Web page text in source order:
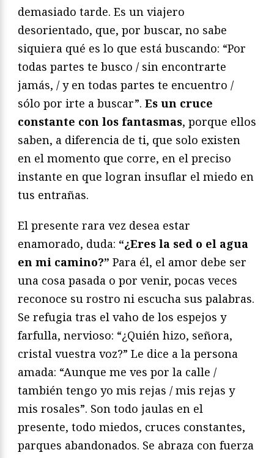
demasiado tarde. Es un viajero
desorientado, que, por buscar, no sabe
siquiera qué es lo que está buscando: “Por
todas partes te busco / sin encontrarte
jamás, / y en todas partes te encuentro /
sólo por irte a buscar”. Es un cruce
constante con los fantasmas, porque ellos
saben, a diferencia de ti, que solo existen
en el momento que corre, en el preciso
instante en que logran insuflar el miedo en
tus entrañas.
El presente rara vez desea estar
enamorado, duda: “¿Eres la sed o el agua
en mi camino?” Para él, el amor debe ser
una cosa pasada o por venir, pocas veces
reconoce su rostro ni escucha sus palabras.
Se refugia tras el vaho de los espejos y
farfulla, nervioso: “¿Quién hizo, señora,
cristal vuestra voz?” Le dice a la persona
amada: “Aunque me ves por la calle /
también tengo yo mis rejas / mis rejas y
mis rosales”. Son todo jaulas en el
presente, todo miedos, cruces constantes,
parques abandonados. Se abraza con fuerza